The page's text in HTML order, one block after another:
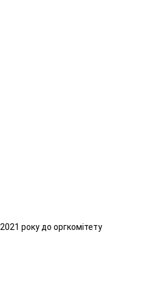
2021 року до оргкомітету